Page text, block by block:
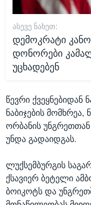
ᲐᲡᲔᲕᲔ ᲜᲐᲮᲔᲗ:
დემოკრატი
დონორები
უცხადებენ
წევრი
ნაბიჯების
ორბანის
უნდა გადაიდგას.
ლუქსემბურგის
ქსავიერ ბეტელი
ბოიკოტს და